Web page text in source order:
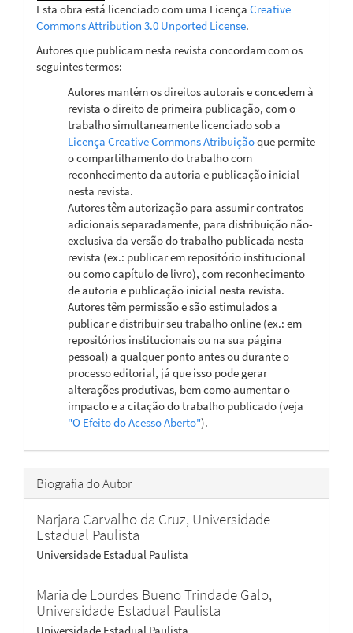
Esta obra está licenciado com uma Licença Creative
Commons Attribution 3.0 Unported License.
Autores que publicam nesta revista concordam com os
seguintes termos:
Autores mantém os direitos autorais e concedem à
revista o direito de primeira publicação, com o
trabalho simultaneamente licenciado sob a
Licença Creative Commons Atribuiçãoque permite
o compartilhamento do trabalho com
reconhecimento da autoria e publicação inicial
nesta revista.
Autores têm autorização para assumir contratos
adicionais separadamente, para distribuição não-
exclusiva da versão do trabalho publicada nesta
revista (ex.: publicar em repositório institucional
ou como capítulo de livro), com reconhecimento
de autoria e publicação inicial nesta revista.
Autores têm permissão e são estimulados a
publicar e distribuir seu trabalho online (ex.: em
repositórios institucionais ou na sua página
pessoal) a qualquer ponto antes ou durante o
processo editorial, já que isso pode gerar
alterações produtivas, bem como aumentar o
impacto e a citação do trabalho publicado (veja
"O Efeito do Acesso Aberto").
Biografia do Autor
Narjara Carvalho da Cruz, Universidade
Estadual Paulista
Universidade Estadual Paulista
Maria de Lourdes Bueno Trindade Galo,
Universidade Estadual Paulista